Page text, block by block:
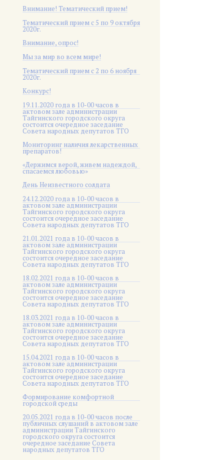
Внимание! Тематический прием!
Тематический прием с 5 по 9 октября
2020г.
Внимание, опрос!
Мы за мир во всем мире!
Тематический прием с 2 по 6 ноября
2020г.
Конкурс!
19.11.2020 года в 10-00 часов в
актовом зале администрации
Тайгинского городского округа
состоится очередное заседание
Совета народных депутатов ТГО
Мониторинг наличия лекарственных
препаратов!
«Держимся верой, живем надеждой,
спасаемся любовью»
День Неизвестного солдата
24.12.2020 года в 10-00 часов в
актовом зале администрации
Тайгинского городского округа
состоится очередное заседание
Совета народных депутатов ТГО
21.01.2021 года в 10-00 часов в
актовом зале администрации
Тайгинского городского округа
состоится очередное заседание
Совета народных депутатов ТГО
18.02.2021 года в 10-00 часов в
актовом зале администрации
Тайгинского городского округа
состоится очередное заседание
Совета народных депутатов ТГО
18.03.2021 года в 10-00 часов в
актовом зале администрации
Тайгинского городского округа
состоится очередное заседание
Совета народных депутатов ТГО
15.04.2021 года в 10-00 часов в
актовом зале администрации
Тайгинского городского округа
состоится очередное заседание
Совета народных депутатов ТГО
Формирование комфортной
городской среды
20.05.2021 года в 10-00 часов после
публичных слушаний в актовом зале
администрации Тайгинского
городского округа состоится
очередное заседание Совета
народных депутатов ТГО